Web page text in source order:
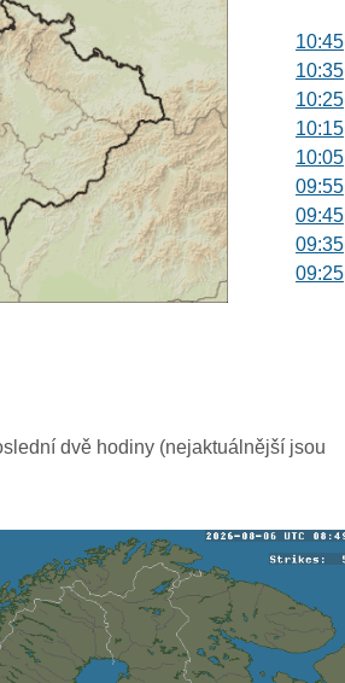
10:45
10:35
10:25
10:15
10:05
09:55
09:45
09:35
09:25
08:25
07:55
07:45
dvě hodiny (nejaktuálnější jsou